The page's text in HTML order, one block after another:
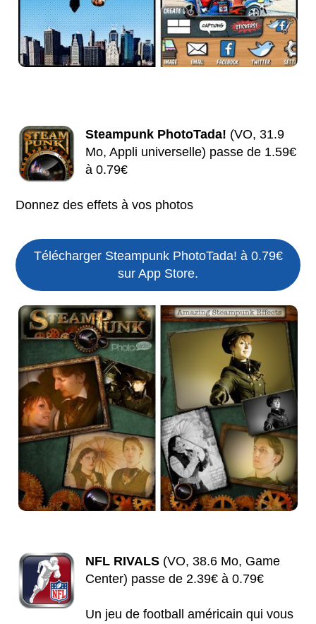
Steampunk PhotoTada! (VO, 31.9
Mo, Appli universelle) passe de 1.59€
à 0.79€
Donnez des effets à vos photos
Télécharger Steampunk PhotoTada! à 0.79€
sur App Store.
NFL RIVALS (VO, 38.6 Mo, Game
Center) passe de 2.39€ à 0.79€
Un jeu de football américain qui vous